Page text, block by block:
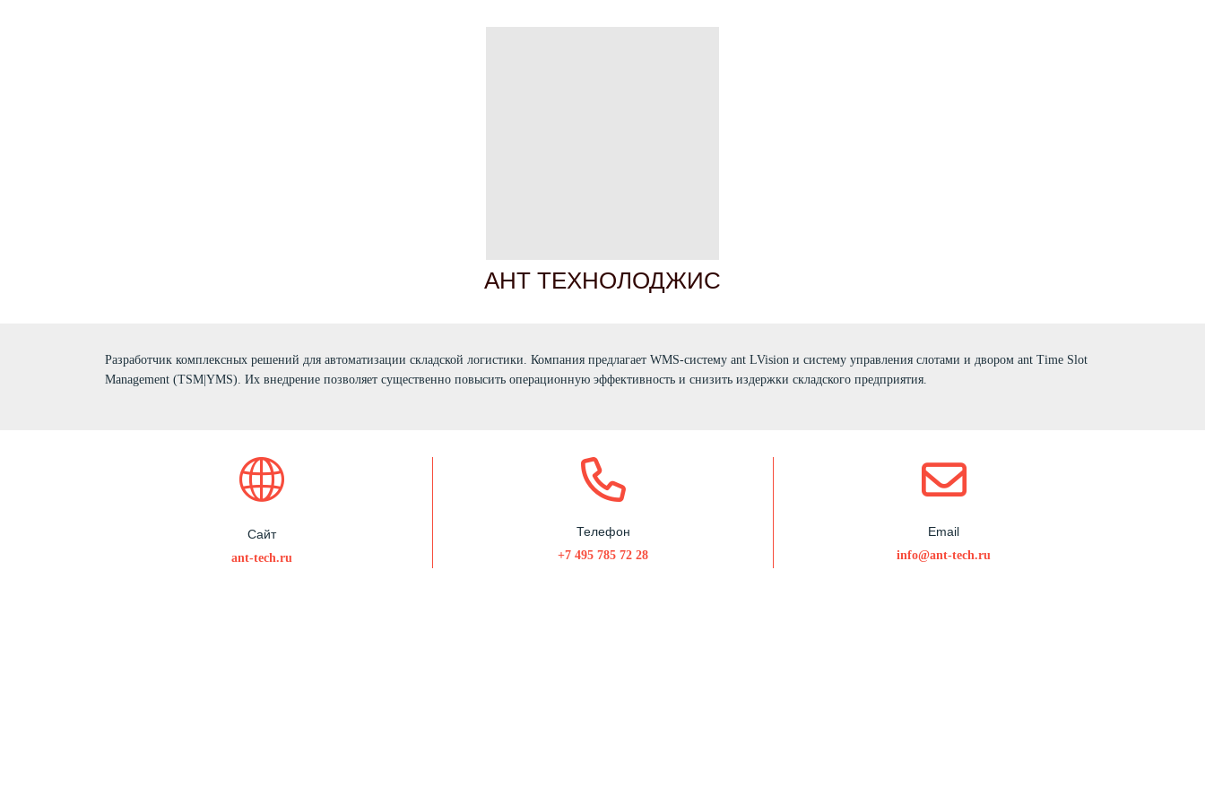
АНТ ТЕХНОЛОДЖИС
Разработчик комплексных решений для автоматизации складской логистики. Компания предлагает WMS-систему ant LVision и систему управления слотами и двором ant Time Slot
Management (TSM|YMS). Их внедрение позволяет существенно повысить операционную эффективность и снизить издержки складского предприятия.
Сайт
ant-tech.ru
Телефон
+7 495 785 72 28
Email
info@ant-tech.ru